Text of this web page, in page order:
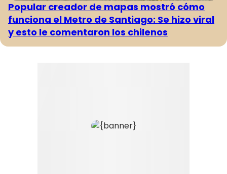
Popular creador de mapas mostró cómo
funciona el Metro de Santiago: Se hizo viral
y esto le comentaron los chilenos